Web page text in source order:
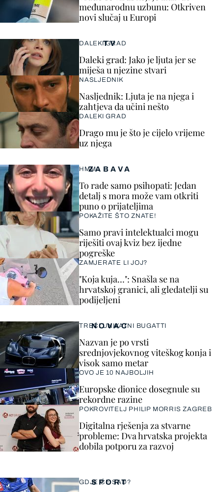
međunarodnu uzbunu: Otkriven
novi slučaj u Europi
ZABAVA
HMM…
To rade samo psihopati: Jedan
detalj s mora može vam otkriti
puno o prijateljima
POKAŽITE ŠTO ZNATE!
Samo pravi intelektualci mogu
riješiti ovaj kviz bez ijedne
pogreške
ZAMJERATE LI JOJ?
"Koja kuja…": Snašla se na
hrvatskoj granici, ali gledatelji su
podijeljeni
SPORT
GDJE ĆE SAD?
TV
DALEKI GRAD
Daleki grad: Jako je ljuta jer se
miješa u njezine stvari
NASLJEDNIK
Nasljednik: Ljuta je na njega i
zahtjeva da učini nešto
DALEKI GRAD
Drago mu je što je cijelo vrijeme
uz njega
NOVAC
TREĆI UNIKATNI BUGATTI
Nazvan je po vrsti
srednjovjekovnog viteškog konja i
visok samo metar
OVO JE 10 NAJBOLJIH
Europske dionice dosegnule su
rekordne razine
POKROVITELJ PHILIP MORRIS ZAGREB
Digitalna rješenja za stvarne
probleme: Dva hrvatska projekta
dobila potporu za razvoj